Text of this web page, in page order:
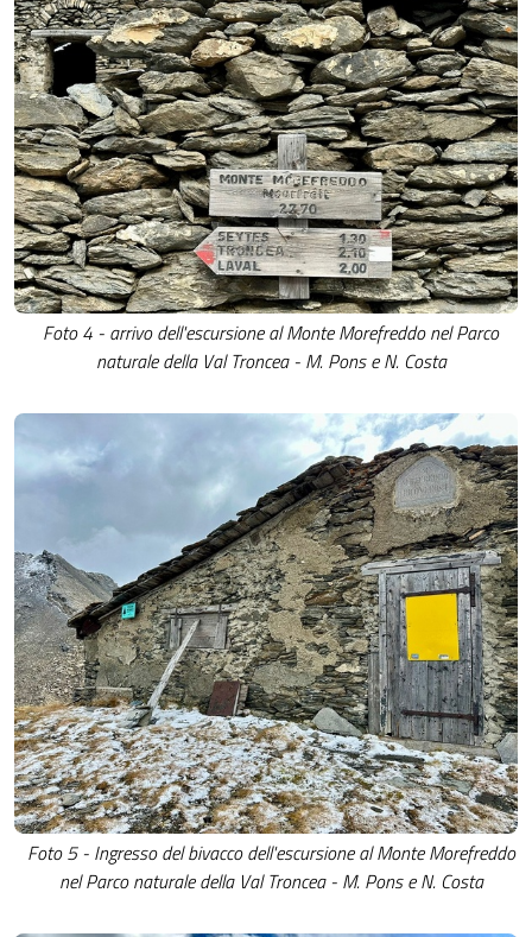
Foto 4 - arrivo dell'escursione al Monte Morefreddo nel Parco
naturale della Val Troncea - M. Pons e N. Costa
Foto 5 - Ingresso del bivacco dell'escursione al Monte Morefreddo
nel Parco naturale della Val Troncea - M. Pons e N. Costa